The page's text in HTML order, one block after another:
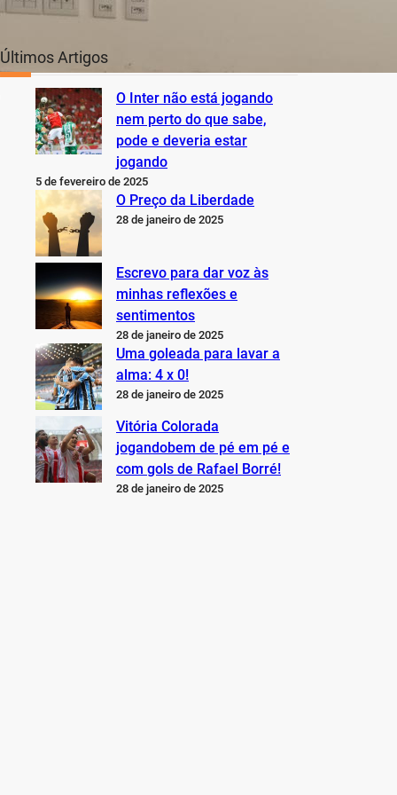
Últimos Artigos
O Inter não está jogando
nem perto do que sabe,
pode e deveria estar
jogando
5 de fevereiro de 2025
O Preço da Liberdade
28 de janeiro de 2025
Escrevo para dar voz às
minhas reflexões e
sentimentos
28 de janeiro de 2025
Uma goleada para lavar a
alma: 4 x 0!
28 de janeiro de 2025
Vitória Colorada
jogandobem de pé em pé e
com gols de Rafael Borré!
28 de janeiro de 2025